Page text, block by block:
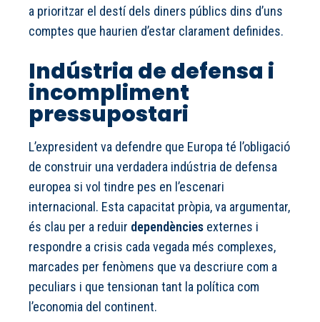
a prioritzar el destí dels diners públics dins d’uns
comptes que haurien d’estar clarament definides.
Indústria de defensa i
incompliment
pressupostari
L’expresident va defendre que Europa té l’obligació
de construir una verdadera indústria de defensa
europea si vol tindre pes en l’escenari
internacional. Esta capacitat pròpia, va argumentar,
és clau per a reduir dependències externes i
respondre a crisis cada vegada més complexes,
marcades per fenòmens que va descriure com a
peculiars i que tensionan tant la política com
l’economia del continent.